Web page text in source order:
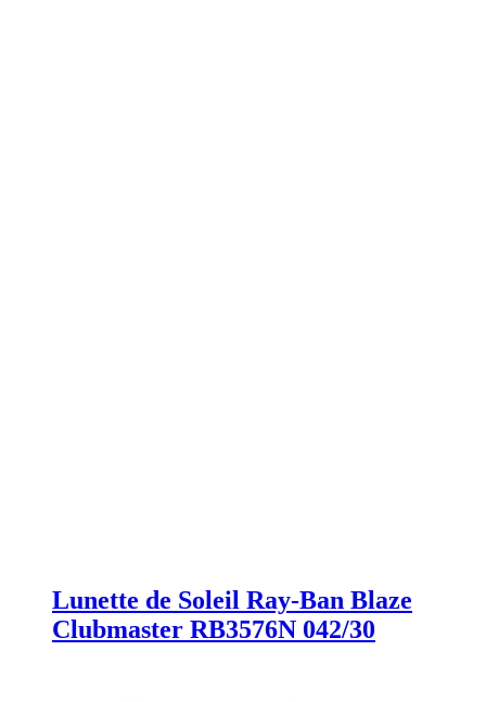
Lunette de Soleil Ray-Ban Blaze
Clubmaster RB3576N 042/30